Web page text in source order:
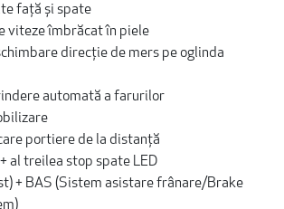
față și spate
viteze îmbrăcat în piele
direcție de mers pe oglinda
automată a farurilor
portiere de la distanță
al treilea stop spate LED
+ BAS (Sistem asistare frânare/Brake